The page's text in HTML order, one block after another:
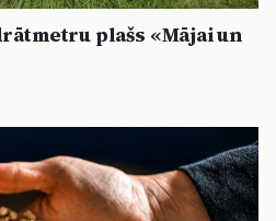
plašs «Mājai un